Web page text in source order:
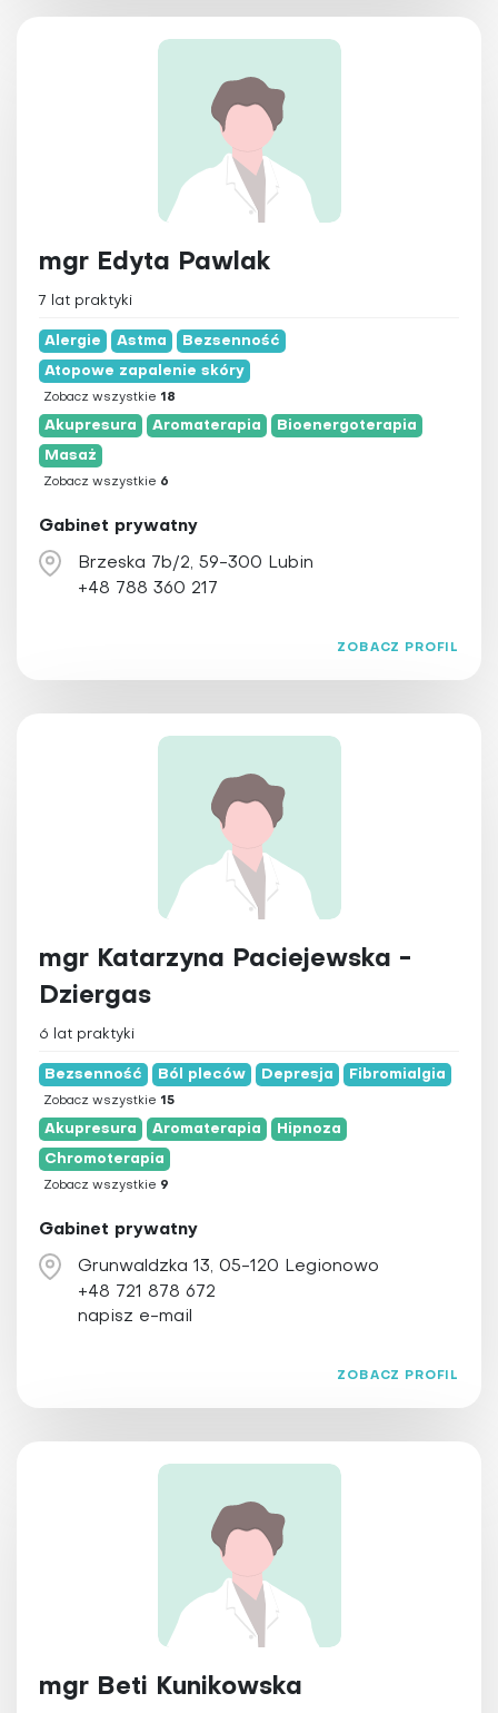
mgr Edyta Pawlak
7 lat praktyki
Alergie Astma Bezsenność
Atopowe zapalenie skóry
Zobacz wszystkie 18
Akupresura Aromaterapia Bioenergoterapia
Masaż
Zobacz wszystkie 6
Gabinet prywatny
Brzeska 7b/2, 59-300 Lubin
+48 788 360 217
ZOBACZ PROFIL
mgr Katarzyna Paciejewska -
Dziergas
6 lat praktyki
Bezsenność Ból pleców Depresja Fibromialgia
Zobacz wszystkie 15
Akupresura Aromaterapia Hipnoza
Chromoterapia
Zobacz wszystkie 9
Gabinet prywatny
Grunwaldzka 13, 05-120 Legionowo
+48 721 878 672
napisz e-mail
ZOBACZ PROFIL
mgr Beti Kunikowska